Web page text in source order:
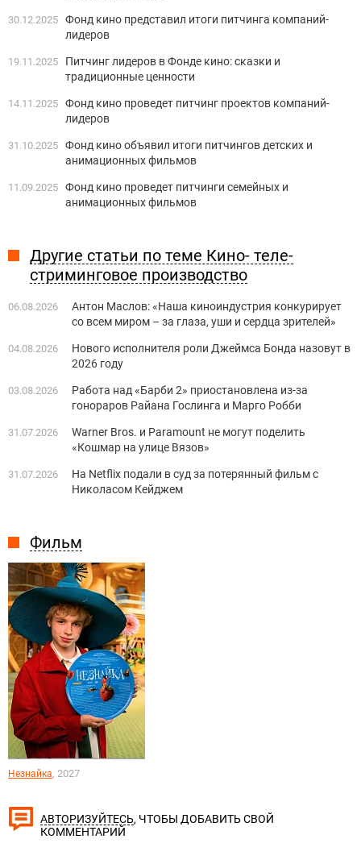
Фильм
Незнайка, 2027
30.12.2025 Фонд кино представил итоги питчинга компаний-
лидеров
19.11.2025
Питчинг лидеров в Фонде кино: сказки и
традиционные ценности
14.11.2025 Фонд кино проведет питчинг проектов компаний-
лидеров
31.10.2025 Фонд кино объявил итоги питчингов детских и
анимационных фильмов
11.09.2025 Фонд кино проведет питчинги семейных и
анимационных фильмов
Другие статьи по теме Кино- теле-
стриминговое производство
06.08.2026
Антон Маслов: «Наша киноиндустрия конкурирует
со всем миром – за глаза, уши и сердца зрителей»
04.08.2026
Нового исполнителя роли Джеймса Бонда назовут в
2026 году
03.08.2026
Работа над «Барби 2» приостановлена из-за
гонораров Райана Гослинга и Марго Робби
31.07.2026
Warner Bros. и Paramount не могут поделить
«Кошмар на улице Вязов»
31.07.2026
На Netflix подали в суд за потерянный фильм с
Николасом Кейджем
АВТОРИЗУЙТЕСЬ, ЧТОБЫ ДОБАВИТЬ СВОЙ
КОММЕНТАРИЙ